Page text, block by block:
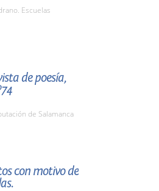
Escuelas
de poesía,
de Salamanca
con motivo de